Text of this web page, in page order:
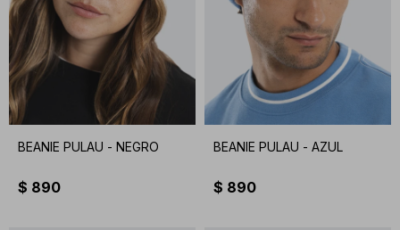
BEANIE PULAU - NEGRO
$ 890
BEANIE PULAU - AZUL
$ 890